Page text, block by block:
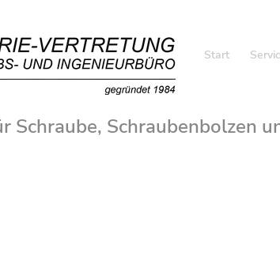
Start
Schraubenbolzen